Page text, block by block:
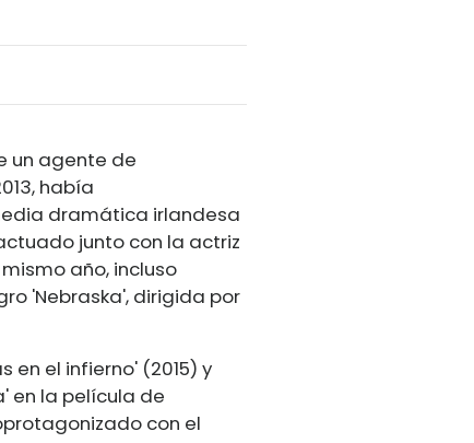
un agente de
había
dramática irlandesa
junto con la actriz
año, incluso
'Nebraska', dirigida por
en el infierno' (2015) y
en la película de
con el